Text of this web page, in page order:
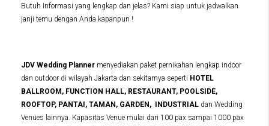
Butuh Informasi yang lengkap dan jelas? Kami siap untuk jadwalkan
janji temu dengan Anda kapanpun !
JDV Wedding Planner menyediakan paket pernikahan lengkap indoor
dan outdoor di wilayah Jakarta dan sekitarnya seperti HOTEL
BALLROOM, FUNCTION HALL, RESTAURANT, POOLSIDE,
ROOFTOP, PANTAI, TAMAN, GARDEN, INDUSTRIAL dan Wedding
Venues lainnya. Kapasitas Venue mulai dari 100 pax sampai 1000 pax